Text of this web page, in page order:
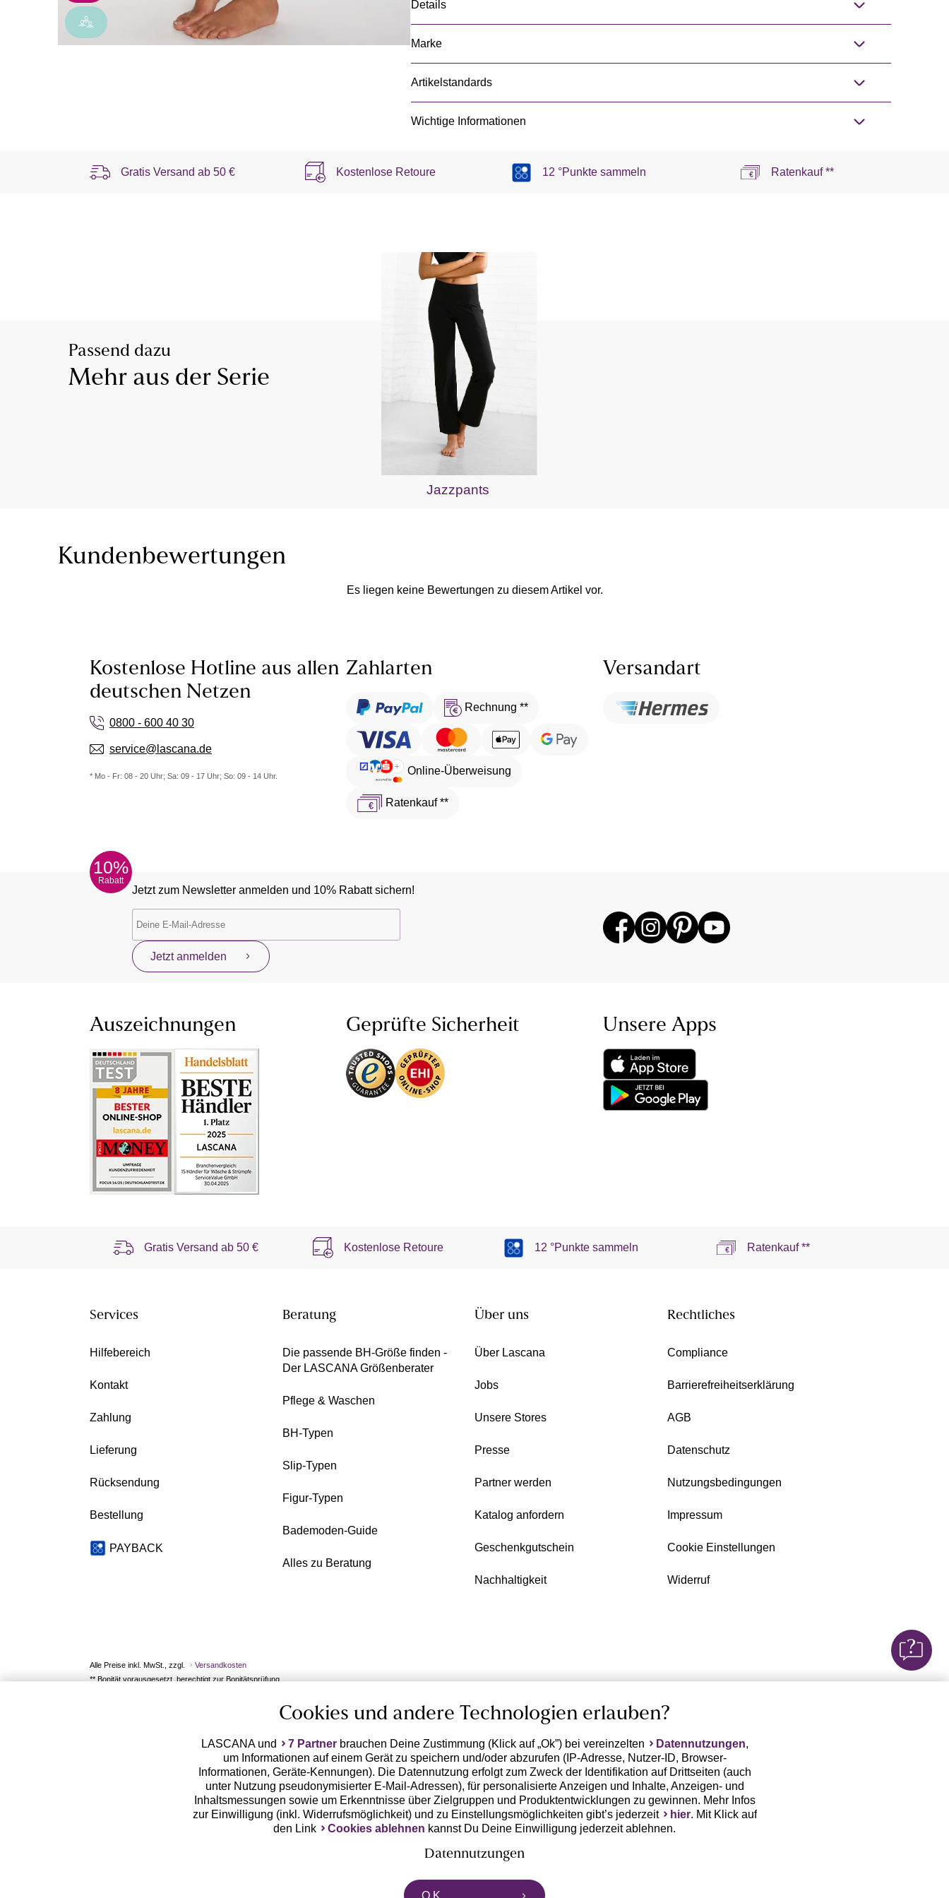
Details
Marke
Artikelstandards
Wichtige Informationen
Gratis Versand ab 50 € Kostenlose Retoure 12 °Punkte sammeln Ratenkauf **
Passend dazu
Mehr aus der Serie
Jazzpants
Kundenbewertungen
Es liegen keine Bewertungen zu diesem Artikel vor.
Kostenlose Hotline aus allen
deutschen Netzen
0800 - 600 40 30
service@lascana.de
* Mo - Fr: 08 - 20 Uhr; Sa: 09 - 17 Uhr; So: 09 - 14 Uhr.
Zahlarten
Rechnung **
Online-Überweisung
Ratenkauf **
Versandart
10%
Rabatt
Jetzt zum Newsletter anmelden und 10% Rabatt sichern!
Jetzt anmelden
Auszeichnungen Geprüfte Sicherheit Unsere Apps
Gratis Versand ab50 € Kostenlose Retoure 12 °Punkte sammeln Ratenkauf **
Services
Hilfebereich
Kontakt
Zahlung
Lieferung
Rücksendung
Bestellung
PAYBACK
Beratung
Die passende BH-Größe finden -
Der LASCANA Größenberater
Pflege & Waschen
BH-Typen
Slip-Typen
Figur-Typen
Bademoden-Guide
Alles zu Beratung
Über uns
Über Lascana
Jobs
Unsere Stores
Presse
Partner werden
Katalog anfordern
Geschenkgutschein
Nachhaltigkeit
Rechtliches
Compliance
Barrierefreiheitserklärung
AGB
Datenschutz
Nutzungsbedingungen
Impressum
Cookie Einstellungen
Widerruf
Alle Preise inkl. MwSt., zzgl.
Versandkosten
** Bonität vorausgesetzt, berechtigt zur Bonitätsprüfung
Cookies und andere Technologien erlauben?
LASCANA und 7 Partnerbrauchen Deine Zustimmung (Klick auf „Ok”) bei vereinzelten Datennutzungen,
um Informationen auf einem Gerät zu speichern und/oder abzurufen (IP-Adresse, Nutzer-ID, Browser-
Informationen, Geräte-Kennungen). Die Datennutzung erfolgt zum Zweck der Identifikation auf Drittseiten (auch
unter Nutzung pseudonymisierter E-Mail-Adressen), für personalisierte Anzeigen und Inhalte, Anzeigen- und
Inhaltsmessungen sowie um Erkenntnisse über Zielgruppen und Produktentwicklungen zu gewinnen. Mehr Infos
zur Einwilligung (inkl. Widerrufsmöglichkeit) und zu Einstellungsmöglichkeiten gibt’s jederzeit
hier. Mit Klick auf
den Link
Cookies ablehnen kannst Du Deine Einwilligung jederzeit ablehnen.
Datennutzungen
LASCANA arbeitet mit Partnern zusammen, die von deinem Endgerät abgerufene Daten (Trackingdaten) oder die